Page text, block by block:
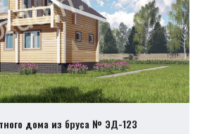
дома из бруса № ЭД-123